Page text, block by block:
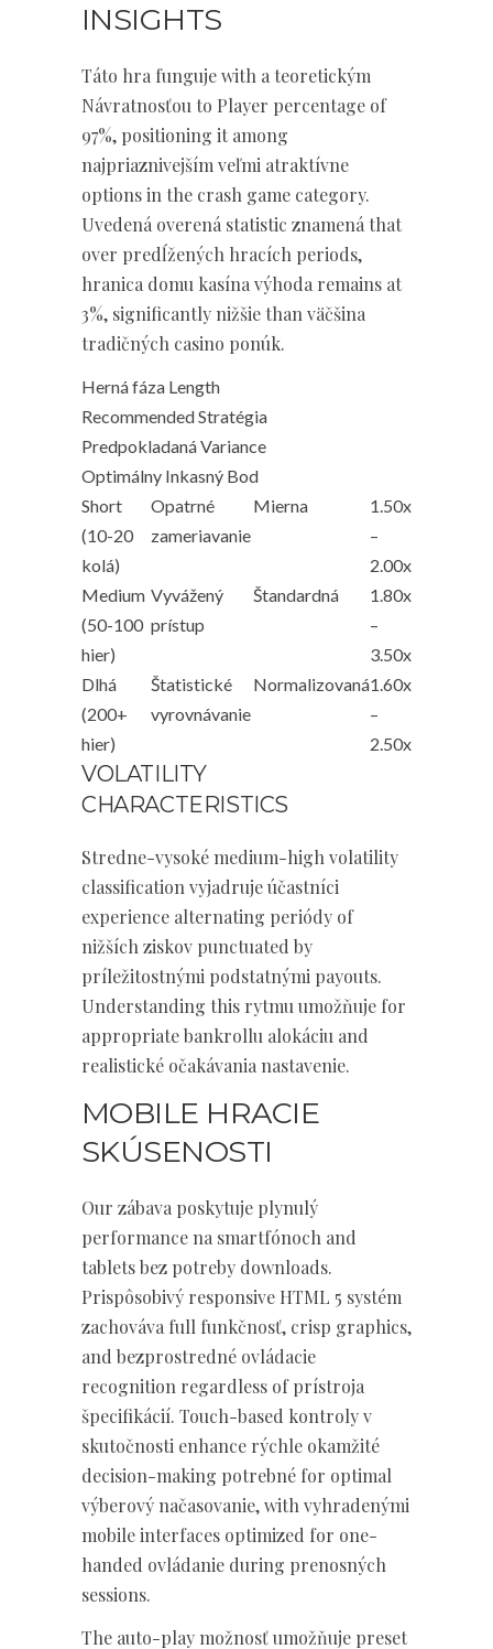
INSIGHTS
Táto hra funguje with a teoretickým
Návratnosťou to Player percentage of
97%, positioning it among
najpriaznivejším veľmi atraktívne
options in the crash game category.
Uvedená overená statistic znamená that
over predĺžených hracích periods,
hranica domu kasína výhoda remains at
3%, significantly nižšie than väčšina
tradičných casino ponúk.
Herná fáza Length
Recommended Stratégia
Predpokladaná Variance
Optimálny Inkasný Bod
Short
(10-20
kolá)
Opatrné
zameriavanie
Mierna
1.50x
–
2.00x
Medium
(50-100
hier)
Vyvážený
prístup
Štandardná
1.80x
–
3.50x
Dlhá
(200+
hier)
Štatistické
vyrovnávanie
Normalizovaná1.60x
–
2.50x
VOLATILITY
CHARACTERISTICS
Stredne-vysoké medium-high volatility
classification vyjadruje účastníci
experience alternating periódy of
nižších ziskov punctuated by
príležitostnými podstatnými payouts.
Understanding this rytmu umožňuje for
appropriate bankrollu alokáciu and
realistické očakávania nastavenie.
MOBILE HRACIE
SKÚSENOSTI
Our zábava poskytuje plynulý
performance na smartfónoch and
tablets bez potreby downloads.
Prispôsobivý responsive HTML 5 systém
zachováva full funkčnosť, crisp graphics,
and bezprostredné ovládacie
recognition regardless of prístroja
špecifikácií. Touch-based kontroly v
skutočnosti enhance rýchle okamžité
decision-making potrebné for optimal
výberový načasovanie, with vyhradenými
mobile interfaces optimized for one-
handed ovládanie during prenosných
sessions.
The auto-play možnosť umožňuje preset